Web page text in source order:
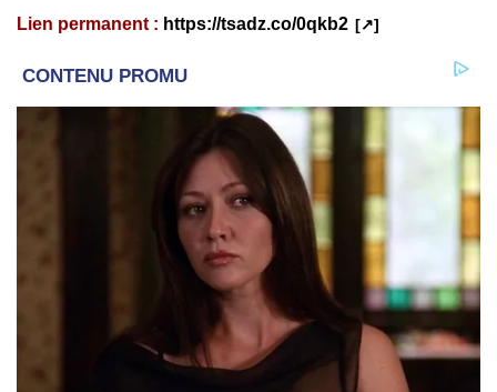
Lien permanent : https://tsadz.co/0qkb2